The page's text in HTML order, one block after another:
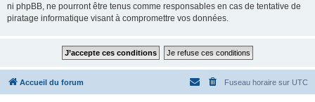
ni phpBB, ne pourront être tenus comme responsables en cas de tentative de
piratage informatique visant à compromettre vos données.
Accueil du forum Fuseau horaire sur UTC